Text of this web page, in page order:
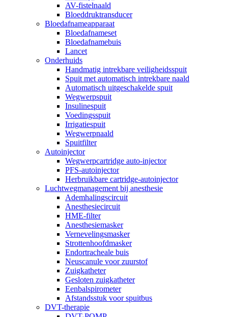
AV-fistelnaald
Bloeddruktransducer
Bloedafnameapparaat
Bloedafnameset
Bloedafnamebuis
Lancet
Onderhuids
Handmatig intrekbare veiligheidsspuit
Spuit met automatisch intrekbare naald
Automatisch uitgeschakelde spuit
Wegwerpspuit
Insulinespuit
Voedingsspuit
Irrigatiespuit
Wegwerpnaald
Spuitfilter
Autoinjector
Wegwerpcartridge auto-injector
PFS-autoinjector
Herbruikbare cartridge-autoinjector
Luchtwegmanagement bij anesthesie
Ademhalingscircuit
Anesthesiecircuit
HME-filter
Anesthesiemasker
Vernevelingsmasker
Strottenhoofdmasker
Endortracheale buis
Neuscanule voor zuurstof
Zuigkatheter
Gesloten zuigkatheter
Eenbalspirometer
Afstandsstuk voor spuitbus
DVT-therapie